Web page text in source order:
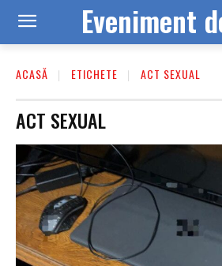
Eveniment
ACASĂ ETICHETE ACT SEXUAL
ACT SEXUAL